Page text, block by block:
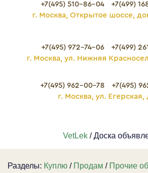
+7(495) 510-86-04
+7(499)
г. Москва, Открытое шоссе,
+7(495) 972-74-06
+7(499)
г. Москва, ул. Нижняя
+7(495) 962-00-78
+7(495)
г. Москва, ул. Егерская,
VetLek/ Доска
Разделы: Куплю / Продам / Прочие